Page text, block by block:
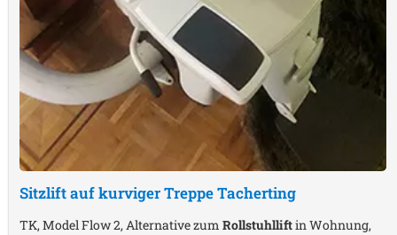
Sitzlift auf kurviger TreppeTacherting
TK, Model Flow 2, Alternative zum Rollstuhlliftin Wohnung,